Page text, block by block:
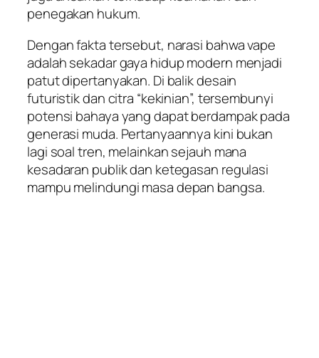
penegakan hukum.
Dengan fakta tersebut, narasi bahwa vape
adalah sekadar gaya hidup modern menjadi
patut dipertanyakan. Di balik desain
futuristik dan citra “kekinian”, tersembunyi
potensi bahaya yang dapat berdampak pada
generasi muda. Pertanyaannya kini bukan
lagi soal tren, melainkan sejauh mana
kesadaran publik dan ketegasan regulasi
mampu melindungi masa depan bangsa.